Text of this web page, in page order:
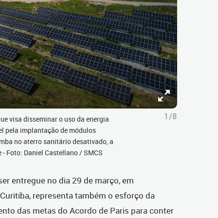
visa disseminar o uso da energia
pela implantação de módulos
no aterro sanitário desativado, a
Foto: Daniel Castellano / SMCS
1/8
entregue no dia 29 de março, em
representa também o esforço da
das metas do Acordo de Paris para conter